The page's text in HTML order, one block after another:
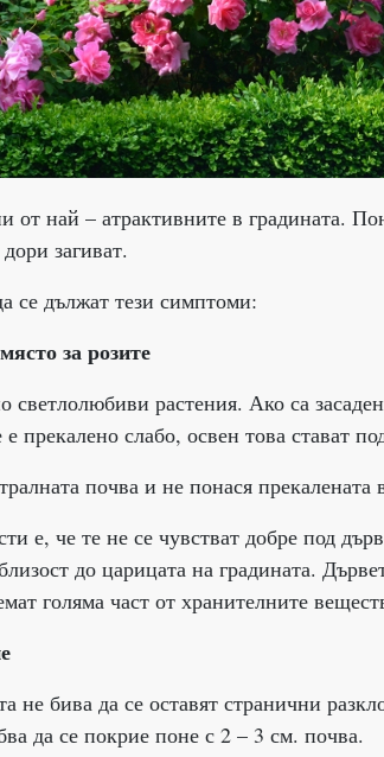
от най – атрактивните в градината.
загиват.
се дължат тези симптоми:
за розите
светлолюбиви растения. Ако са
прекалено слабо, освен това стават
почва и не понася прекалената
е, че те не се чувстват добре под
до царицата на градината.
голяма част от хранителните
не бива да се оставят странични
да се покрие поне с 2 – 3 см. почва.